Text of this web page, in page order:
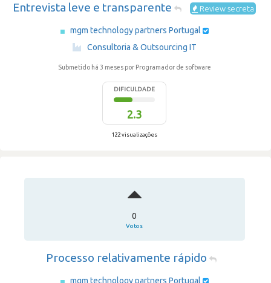
Entrevista leve e transparente Review secreta
mgm technology partners Portugal
·
Consultoria & Outsourcing IT
Submetido há 3 meses por Programador de software
DIFICULDADE
2.3
122 visualizações
0
Votos
Processo relativamente rápido
mgm technology partners Portugal